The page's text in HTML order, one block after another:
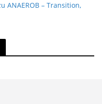
ANAEROB – Transition,